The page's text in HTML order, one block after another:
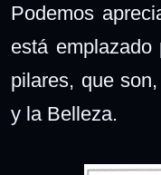
Podemos
está
pilares, que
y la Belleza.